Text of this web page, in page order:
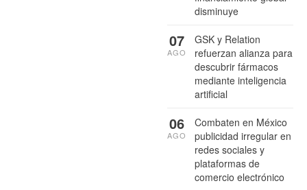
disminuye
GSK y Relation
refuerzan alianza para
descubrir fármacos
mediante inteligencia
artificial
07
AGO
Combaten en México
publicidad irregular en
redes sociales y
plataformas de
comercio electrónico
06
AGO